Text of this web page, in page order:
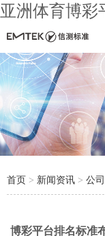
亚洲体育博彩
首页 > 新闻资讯 > 公
博彩平台排名标准